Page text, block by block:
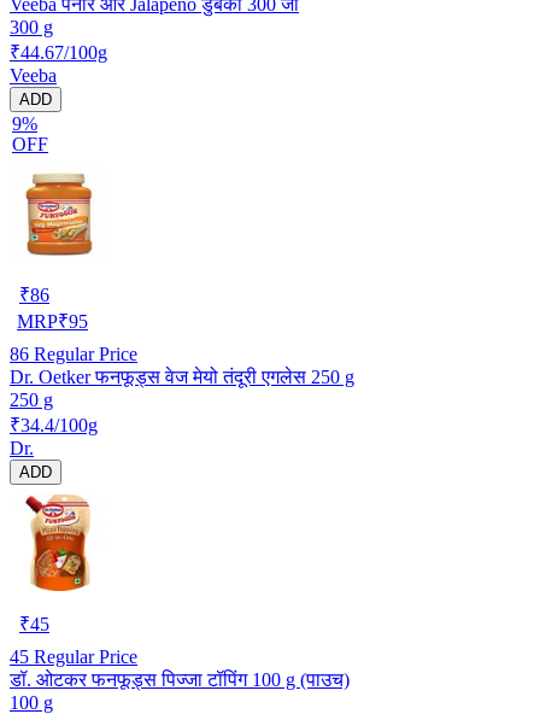
300 g
₹44.67/100g
Veeba
ADD
9%
OFF
₹86
MRP₹95
86 Regular Price
Dr. Oetker फनफूड्स वेज मेयो तंदूरी एगलेस 250 g
250 g
₹34.4/100g
Dr.
ADD
₹45
45 Regular Price
डॉ. ओटकर फनफूड्स पिज्जा टॉपिंग 100 g (पाउच)
100 g